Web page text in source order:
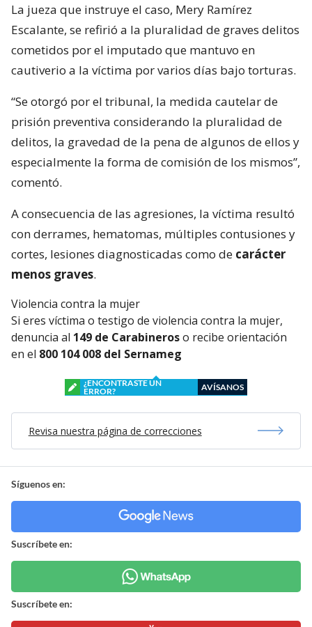
La jueza que instruye el caso, Mery Ramírez
Escalante, se refirió a la pluralidad de graves delitos
cometidos por el imputado que mantuvo en
cautiverio a la víctima por varios días bajo torturas.
“Se otorgó por el tribunal, la medida cautelar de
prisión preventiva considerando la pluralidad de
delitos, la gravedad de la pena de algunos de ellos y
especialmente la forma de comisión de los mismos”,
comentó.
A consecuencia de las agresiones, la víctima resultó
con derrames, hematomas, múltiples contusiones y
cortes, lesiones diagnosticadas como de carácter
menos graves.
Violencia contra la mujer
Si eres víctima o testigo de violencia contra la mujer,
denuncia al 149 de Carabineroso recibe orientación
en el 800 104 008 del Sernameg
¿ENCONTRASTE UN
ERROR?
AVÍSANOS
Revisa nuestra página de correcciones
Síguenos en:
Suscríbete en:
Suscríbete en: